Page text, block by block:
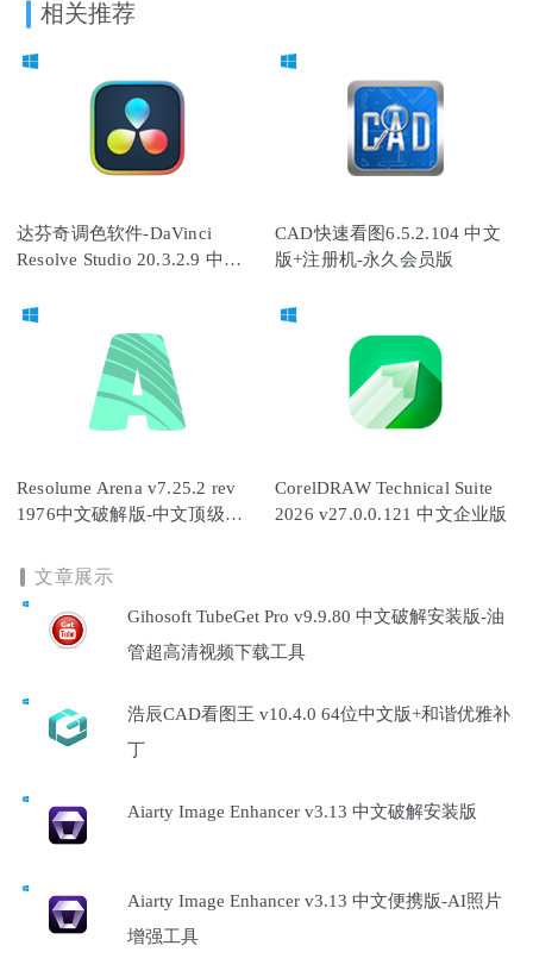
相关推荐
达芬奇调色软件-DaVinci
Resolve Studio 20.3.2.9 中文
CAD快速看图6.5.2.104 中文
版+注册机-永久会员版
Resolume Arena v7.25.2 rev
1976中文破解版-中文顶级专
CorelDRAW Technical Suite
2026 v27.0.0.121 中文企业版
文章展示
Gihosoft TubeGet Pro v9.9.80 中文破解安装版-油
管超高清视频下载工具
浩辰CAD看图王 v10.4.0 64位中文版+和谐优雅补
丁
Aiarty Image Enhancer v3.13 中文破解安装版
Aiarty Image Enhancer v3.13 中文便携版-AI照片
增强工具